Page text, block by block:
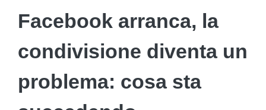
Facebook arranca, la
condivisione diventa un
problema: cosa sta